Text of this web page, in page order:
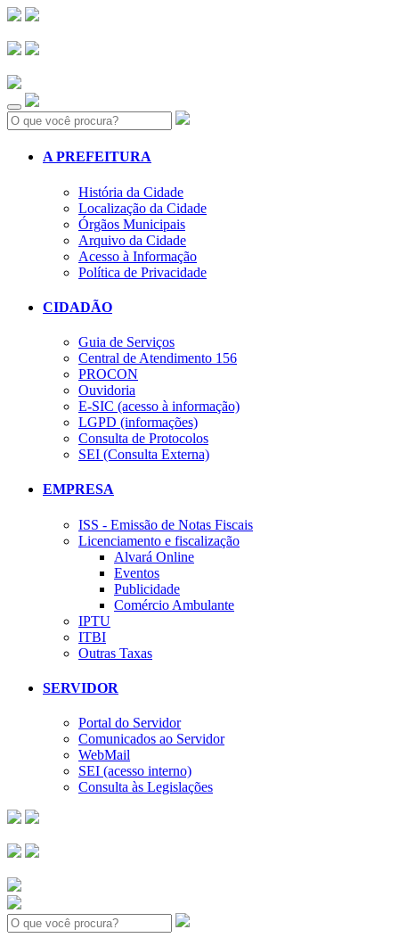
Search:
A PREFEITURA
História da Cidade
Localização da Cidade
Órgãos Municipais
Arquivo da Cidade
Acesso à Informação
Política de Privacidade
CIDADÃO
Guia de Serviços
Central de Atendimento 156
PROCON
Ouvidoria
E-SIC (acesso à informação)
LGPD (informações)
Consulta de Protocolos
SEI (Consulta Externa)
EMPRESA
ISS - Emissão de Notas Fiscais
Licenciamento e fiscalização
Alvará Online
Eventos
Publicidade
Comércio Ambulante
IPTU
ITBI
Outras Taxas
SERVIDOR
Portal do Servidor
Comunicados ao Servidor
WebMail
SEI (acesso interno)
Consulta às Legislações
Search: